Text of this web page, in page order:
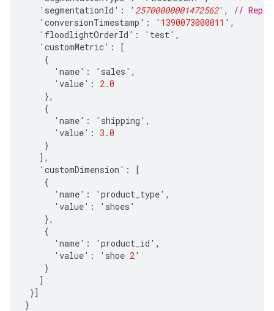
' segmentationId ' : ' 25700000001472562' ,
//
' conversionTimestamp ' : ' 1390073000011 ' ,
' floodlightOrderId ' : ' test' ,
' customMetric' :
[
{
' name' : ' sales ' ,
' value' :
2.0
},
{
' name' : ' shipping ' ,
' value' : 3.0
}
],
' customDimension ' :
[
{
' name' : ' product_type' ,
' value' : ' shoes '
},
{
' name' : ' product_id ' ,
' value' : ' shoe 2'
}
]
}]
}